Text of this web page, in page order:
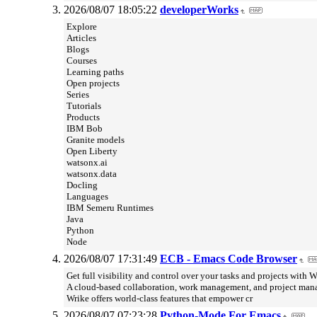
2026/08/07 18:05:22 developerWorks
Explore
Articles
Blogs
Courses
Learning paths
Open projects
Series
Tutorials
Products
IBM Bob
Granite models
Open Liberty
watsonx.ai
watsonx.data
Docling
Languages
IBM Semeru Runtimes
Java
Python
Node
2026/08/07 17:31:49 ECB - Emacs Code Browser
Get full visibility and control over your tasks and projects with
A cloud-based collaboration, work management, and project
Wrike offers world-class features that empower cr